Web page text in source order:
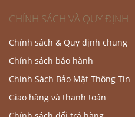
CHÍNH SÁCH VÀ QUY ĐỊNH
Chính sách & Quy định chung
Chính sách bảo hành
Chính Sách Bảo Mật Thông Tin
Giao hàng và thanh toán